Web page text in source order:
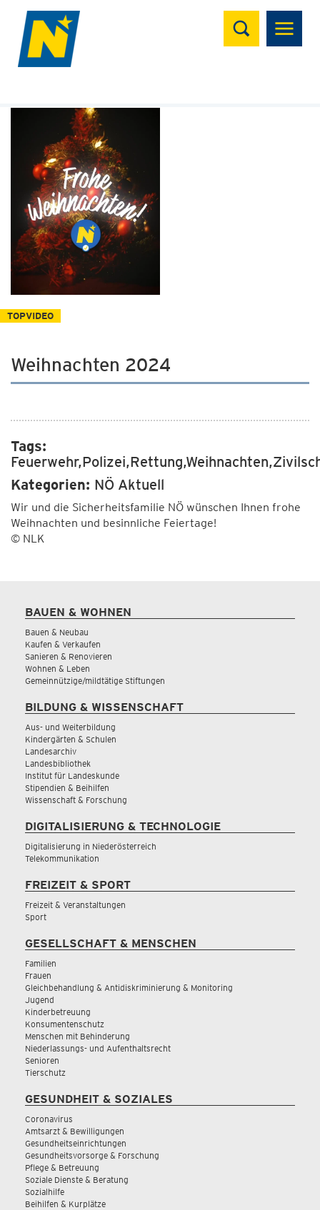
Suchen
TOPVIDEO
Weihnachten 2024
Tags:
Kategorien: NÖ Aktuell
Wir und die Sicherheitsfamilie NÖ wünschen Ihnen frohe
Weihnachten und besinnliche Feiertage!
© NLK
BAUEN & WOHNEN
Bauen & Neubau
Kaufen & Verkaufen
Sanieren & Renovieren
Wohnen & Leben
Gemeinnützige/mildtätige Stiftungen
BILDUNG & WISSENSCHAFT
Aus- und Weiterbildung
Kindergärten & Schulen
Landesarchiv
Landesbibliothek
Institut für Landeskunde
Stipendien & Beihilfen
Wissenschaft & Forschung
DIGITALISIERUNG & TECHNOLOGIE
Digitalisierung in Niederösterreich
Telekommunikation
FREIZEIT & SPORT
Freizeit & Veranstaltungen
Sport
GESELLSCHAFT & MENSCHEN
Familien
Frauen
Gleichbehandlung & Antidiskriminierung & Monitoring
Jugend
Kinderbetreuung
Konsumentenschutz
Menschen mit Behinderung
Niederlassungs- und Aufenthaltsrecht
Senioren
Tierschutz
GESUNDHEIT & SOZIALES
Coronavirus
Amtsarzt & Bewilligungen
Gesundheitseinrichtungen
Gesundheitsvorsorge & Forschung
Pflege & Betreuung
Soziale Dienste & Beratung
Sozialhilfe
Beihilfen & Kurplätze